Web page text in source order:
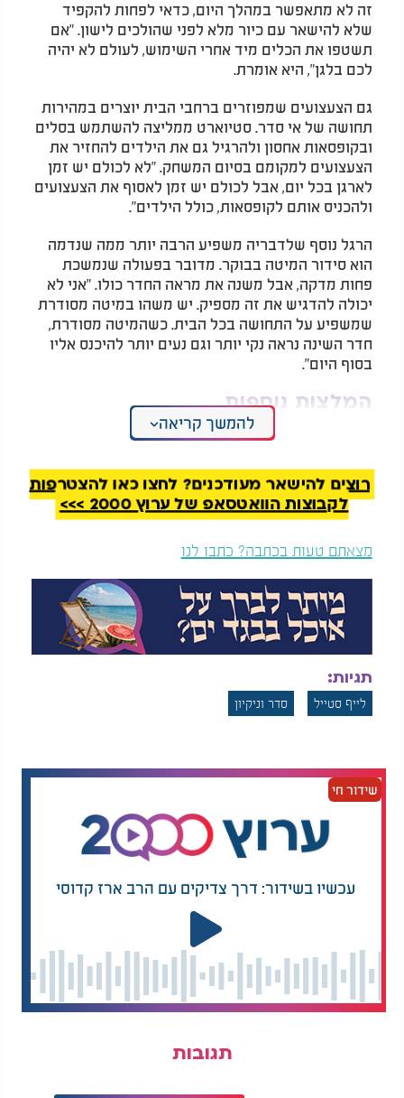
זה לא מתאפשר במהלך היום, כדאי לפחות להקפיד
שלא להישאר עם כיור מלא לפני שהולכים לישון. "אם
תשטפו את הכלים מיד אחרי השימוש, לעולם לא יהיה
לכם בלגן", היא אומרת.
גם הצעצועים שמפוזרים ברחבי הבית יוצרים במהירות
תחושה של אי סדר. סטיוארט ממליצה להשתמש בסלים
ובקופסאות אחסון ולהרגיל גם את הילדים להחזיר את
הצעצועים למקומם בסיום המשחק. "לא לכולם יש זמן
לארגן בכל יום, אבל לכולם יש זמן לאסוף את הצעצועים
ולהכניס אותם לקופסאות, כולל הילדים".
הרגל נוסף שלדבריה משפיע הרבה יותר ממה שנדמה
הוא סידור המיטה בבוקר. מדובר בפעולה שנמשכת
פחות מדקה, אבל משנה את מראה החדר כולו. "אני לא
יכולה להדגיש את זה מספיק. יש משהו במיטה מסודרת
שמשפיע על התחושה בכל הבית. כשהמיטה מסודרת,
חדר השינה נראה נקי יותר וגם נעים יותר להיכנס אליו
בסוף היום".
המלצות נוספות
מה שאתם שופכים על
הבגדים - עלול להיספג
בגוף: האלטרנטיבה
הבריאה למרכך הכביסה
שתשנה לכם את החיים
זה לא סתם גורם
לדמעות: כל הסודות
והסגולות של הבצל
גם בגדים שנזרקים על כיסא או על הרצפה מצטברים
במהירות והופכים את החדר למבולגן. סטיוארט ממליצה
להרגיל את עצמכם להחזיר כל בגד לארון או להכניס
אותו לסל הכביסה מיד לאחר השימוש. "אם אתם לא
תולים את הבגדים אחרי שלבשתם אותם או לא מכניסים
אותם לסל הכביסה, סביר להניח שתיווצר אותה ערימת
לינדזי מהאנה, מייסדת Clutter to Clarity, מצביעה
על סיבה נוספת לבלגן. לדבריה, לחפצים רבים פשוט אין
מקום קבוע. כשהם נשארים על השיש, על השולחן או
בכל מקום פנוי אחר, קשה מאוד לשמור על סדר. "אם לא
קבעתם לכל פריט מקום קבוע, איך תדעו איפה להניח
לדבריה, גם עודף חפצים מקשה מאוד על שמירת הסדר.
כשיש יותר מדי דברים ביחס למקום האחסון, כל ניסיון
לסדר הופך למשימה מורכבת יותר. לכן היא ממליצה
לבצע מדי פעם מיון של החפצים בבית ולחשוב פעמיים
לפני כל קנייה חדשה.
סבורה שהמפתח לבית מסודר לאורך זמן הוא יצירת
שגרות יומיומיות וסידור קבוע של הבית, אפשר להפוך
להמשך קריאה
רוצים להישאר מעודכנים? לחצו כאן להצטרפות
לקבוצות הוואטסאפ של ערוץ 2000 >>>
מצאתם טעות בכתבה? כתבו לנו
תגיות:
לייף סטייל סדר וניקיון
שידור חי
עכשיו בשידור: דרך צדיקים עם הרב ארז קדוסי
תגובות